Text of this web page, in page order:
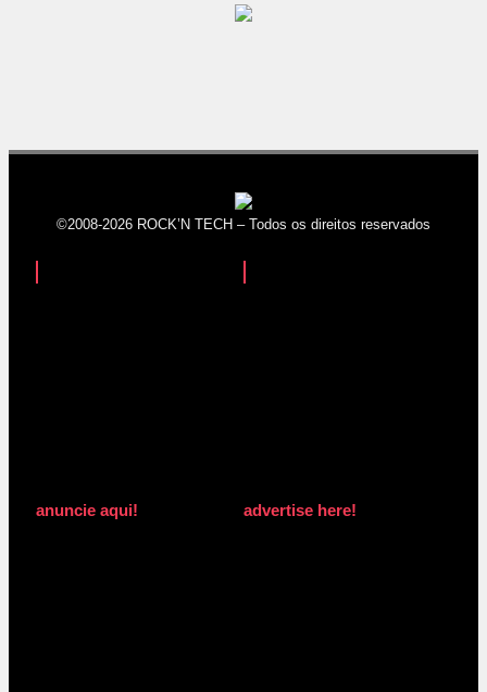
©2008-2026 ROCK’N TECH – Todos os direitos reservados
anuncie aqui! advertise here!